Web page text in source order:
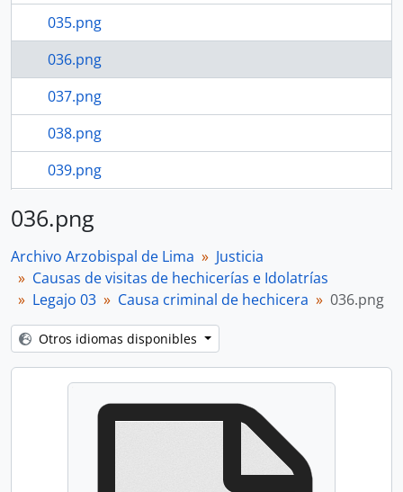
035.png
036.png
037.png
038.png
039.png
036.png
Archivo Arzobispal de Lima
Justicia
Causas de visitas de hechicerías e Idolatrías
Legajo 03
Causa criminal de hechicera 036.png
Otros idiomas disponibles